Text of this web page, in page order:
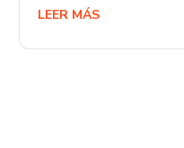
LEER MÁS